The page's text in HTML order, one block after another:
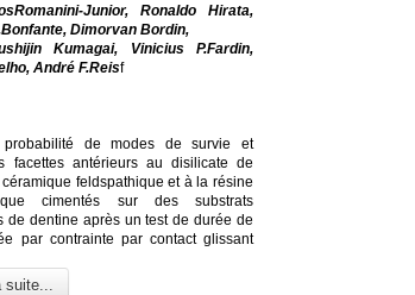
Junior, Ronaldo Hirata,
Dimorvan Bordin,
Kumagai, Vinicius P.Fardin,
André F.Reisf
de modes de survie et
facettes antérieurs au disilicate de
feldspathique et à la résine
cimentés sur des substrats
de dentine après un test de durée de
par contrainte par contact glissant